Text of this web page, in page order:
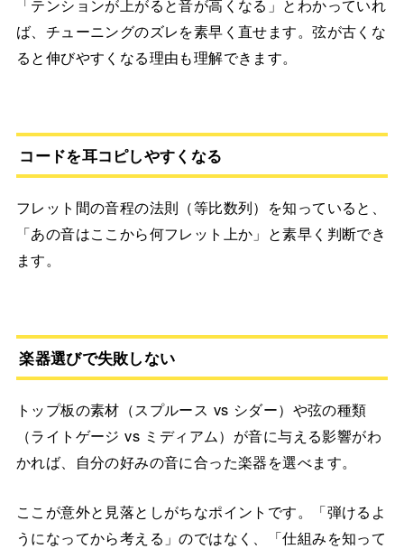
「テンションが上がると音が高くなる」とわかっていれ
ば、チューニングのズレを素早く直せます。弦が古くな
ると伸びやすくなる理由も理解できます。
コードを耳コピしやすくなる
フレット間の音程の法則（等比数列）を知っていると、
「あの音はここから何フレット上か」と素早く判断でき
ます。
楽器選びで失敗しない
トップ板の素材（スプルース vs シダー）や弦の種類
（ライトゲージ vs ミディアム）が音に与える影響がわ
かれば、自分の好みの音に合った楽器を選べます。
ここが意外と見落としがちなポイントです。「弾けるよ
うになってから考える」のではなく、「仕組みを知って